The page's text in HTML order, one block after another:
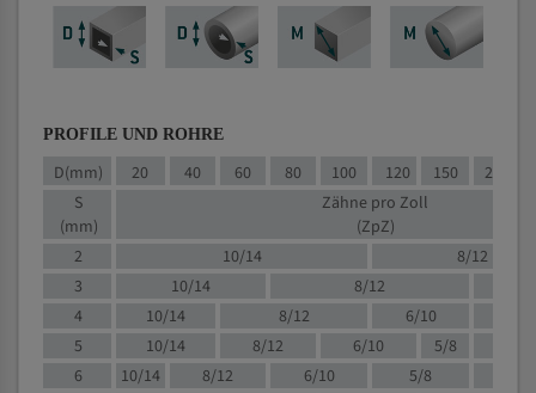
PROFILE UND ROHRE
D(mm) 20 40 60 80 100 120 150 200
S
(mm)
Zähne pro Zoll
(ZpZ)
2
10/14
8/12
3
10/14 8/12
4
10/14 8/12 6/10
5
10/14 8/12 6/10
5/8
6
10/14 8/12 6/10
5/8